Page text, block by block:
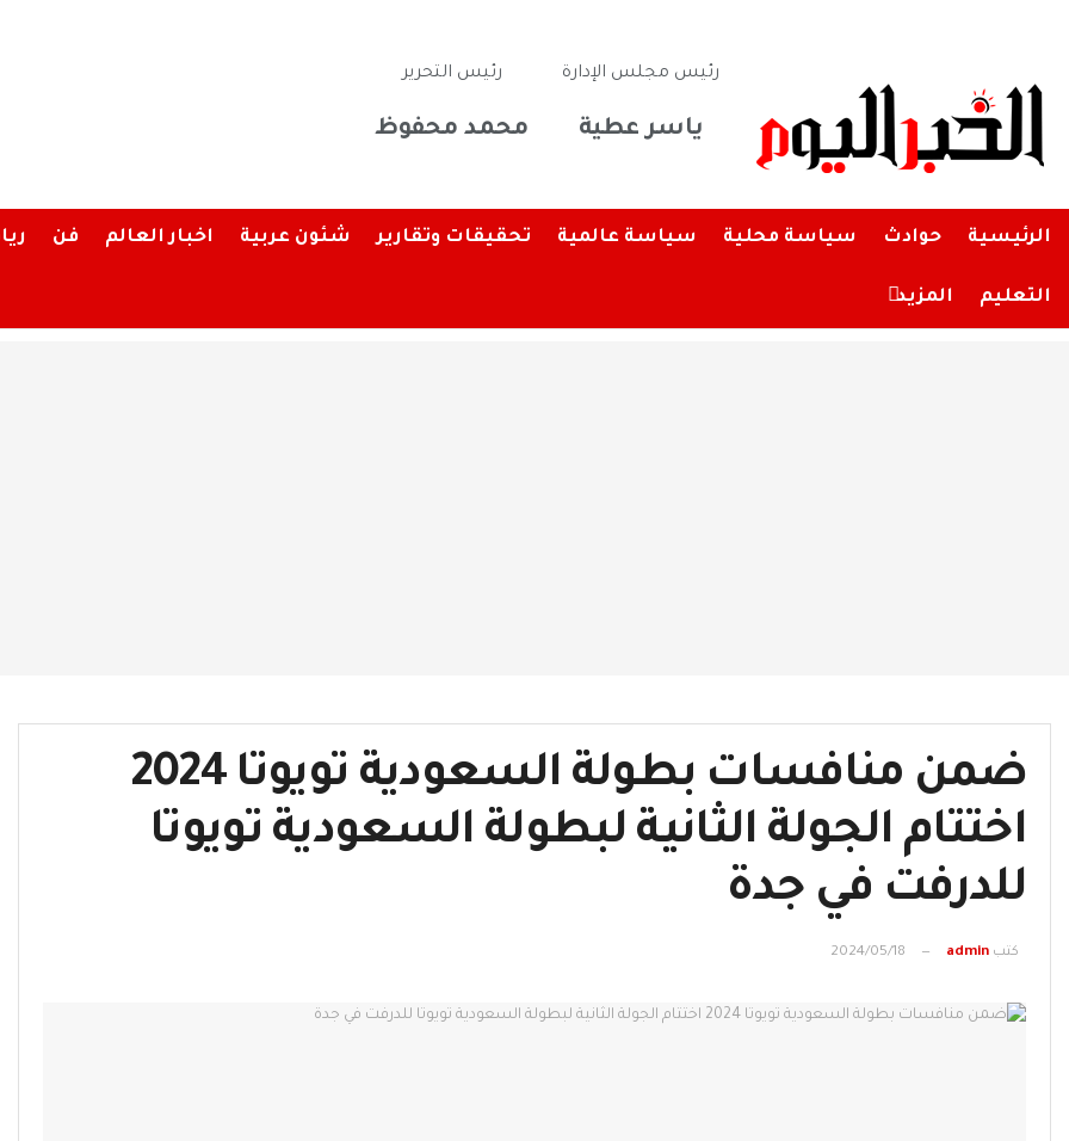
رئيس مجلس الإدارة
ياسر عطية
رئيس التحرير
محمد محفوظ
الرئيسية حوادث سياسة محلية سياسة عالمية تحقيقات وتقارير شئون عربية اخبار العالم فن
التعليم المزيد
ضمن منافسات بطولة السعودية تويوتا 2024
اختتام الجولة الثانية لبطولة السعودية تويوتا
للدرفت في جدة
كتب admin
2024/05/18